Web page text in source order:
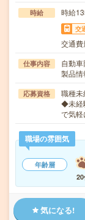
時給 時給
交
交通
仕事内容
自動
製品
応募資格
職種未
◆未経
で気
職場の雰囲気
年齢層
気になる!